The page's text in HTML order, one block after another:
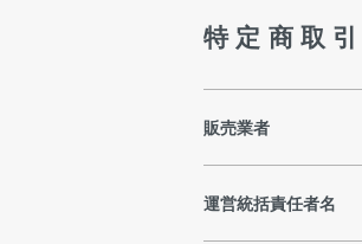
特定商取
販売業者
運営統括責任者名